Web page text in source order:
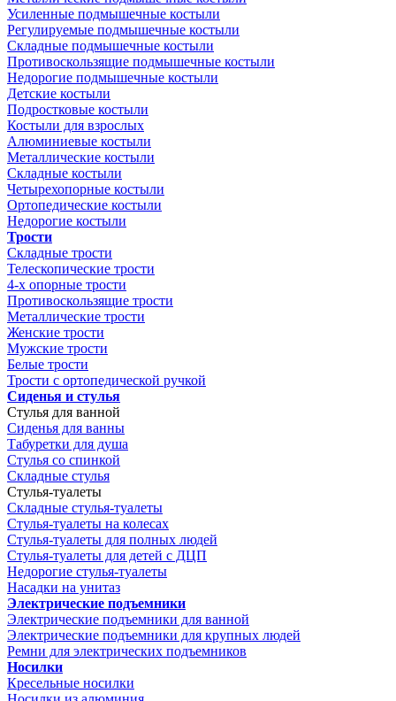
Усиленные подмышечные костыли
Регулируемые подмышечные костыли
Складные подмышечные костыли
Противоскользящие подмышечные костыли
Недорогие подмышечные костыли
Детские костыли
Подростковые костыли
Костыли для взрослых
Алюминиевые костыли
Металлические костыли
Складные костыли
Четырехопорные костыли
Ортопедические костыли
Недорогие костыли
Трости
Складные трости
Телескопические трости
4-х опорные трости
Противоскользящие трости
Металлические трости
Женские трости
Мужские трости
Белые трости
Трости с ортопедической ручкой
Сиденья и стулья
Стулья для ванной
Сиденья для ванны
Табуретки для душа
Стулья со спинкой
Складные стулья
Стулья-туалеты
Складные стулья-туалеты
Стулья-туалеты на колесах
Стулья-туалеты для полных людей
Стулья-туалеты для детей с ДЦП
Недорогие стулья-туалеты
Насадки на унитаз
Электрические подъемники
Электрические подъемники для ванной
Электрические подъемники для крупных людей
Ремни для электрических подъемников
Носилки
Кресельные носилки